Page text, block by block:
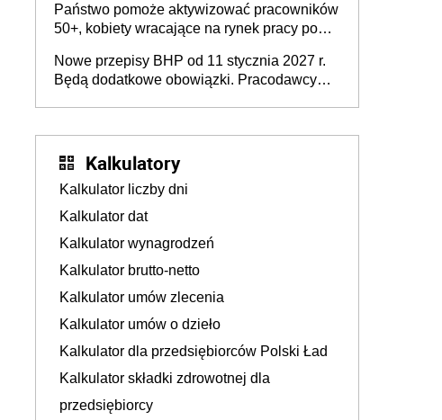
Państwo pomoże aktywizować pracowników
50+, kobiety wracające na rynek pracy po
osoby neuroatypowe. Powstanie Fundusz
na rzecz Inkluzywności w Zatrudnianiu?
Nowe przepisy BHP od 11 stycznia 2027 r.
Będą dodatkowe obowiązki. Pracodawcy
Kalkulatory
Kalkulator liczby dni
Kalkulator dat
Kalkulator wynagrodzeń
Kalkulator brutto-netto
Kalkulator umów zlecenia
Kalkulator umów o dzieło
Kalkulator dla przedsiębiorców Polski Ład
Kalkulator składki zdrowotnej dla
przedsiębiorcy